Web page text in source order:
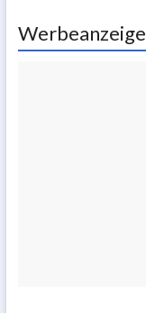
Werbeanzeige